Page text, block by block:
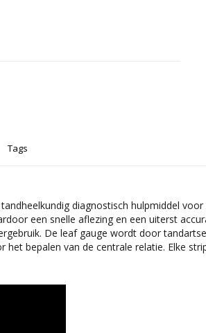
Tags
diagnostisch hulpmiddel
een snelle aflezing en een uiterst
De leaf gauge wordt door
bepalen van de centrale relatie. Elke